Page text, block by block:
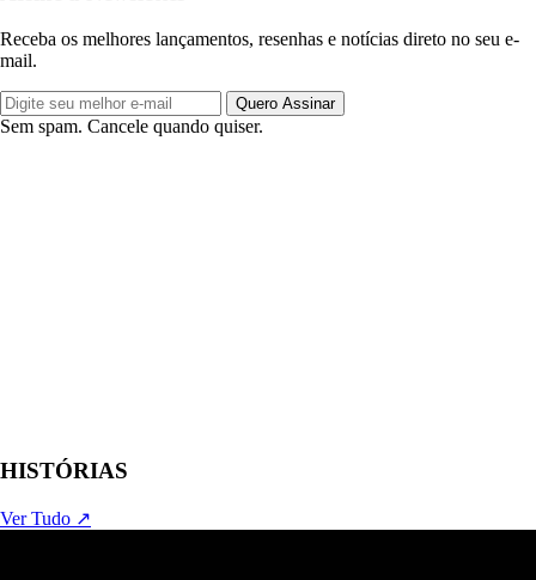
Receba os melhores lançamentos, resenhas e notícias direto no seu e-
mail.
Quero Assinar
Sem spam. Cancele quando quiser.
HISTÓRIAS
Ver Tudo ↗